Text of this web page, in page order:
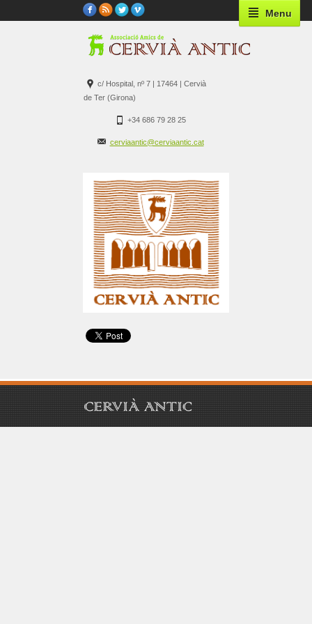
Menu
c/ Hospital, nº 7 | 17464 | Cervià
de Ter (Girona)
+34 686 79 28 25
cerviaantic@cerviaantic.cat